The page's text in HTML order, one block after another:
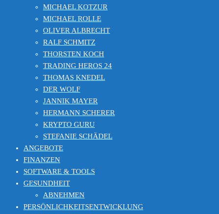
MICHAEL KOTZUR
MICHAEL ROLLE
OLIVER ALBRECHT
RALF SCHMITZ
THORSTEN KOCH
TRADING HEROS 24
THOMAS KNEDEL
DER WOLF
JANNIK MAYER
HERMANN SCHERER
KRYPTO GURU
STEFANIE SCHÄDEL
ANGEBOTE
FINANZEN
SOFTWARE & TOOLS
GESUNDHEIT
ABNEHMEN
PERSÖNLICHKEITSENTWICKLUNG